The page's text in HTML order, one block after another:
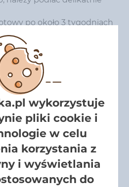
po około 3 tygodniach
należy korzystać z
Przed każdym
zamieszczone w
produktu. Zwróć
wykorzystuje
pliki cookie i
w celu
korzystania z
i wyświetlania
do